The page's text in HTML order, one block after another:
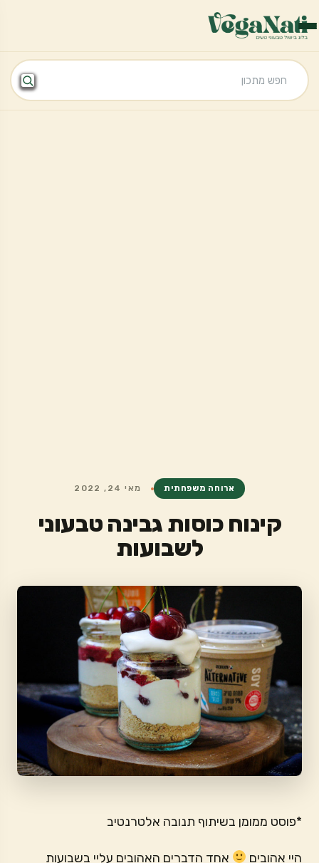
ארוחה משפחתית מאי 24, 2022
קינוח כוסות גבינה טבעוני
לשבועות
*פוסט ממומן בשיתוף תנובה אלטרנטיב
היי אהובים
אחד הדברים האהובים עליי בשבועות